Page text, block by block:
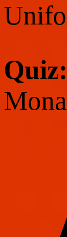
Quiz: